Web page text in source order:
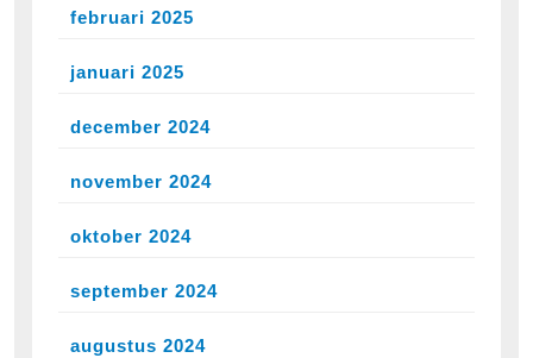
februari 2025
januari 2025
december 2024
november 2024
oktober 2024
september 2024
augustus 2024